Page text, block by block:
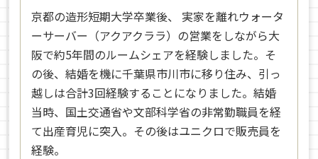
京都の造形短期大学卒業後、 実家を離れウォータ
ーサーバー（アクアクララ）の営業をしながら大
阪で約5年間のルームシェアを経験しました。そ
の後、結婚を機に千葉県市川市に移り住み、引っ
越しは合計3回経験することになりました。結婚
当時、国土交通省や文部科学省の非常勤職員を経
て出産育児に突入。その後はユニクロで販売員を
経験。